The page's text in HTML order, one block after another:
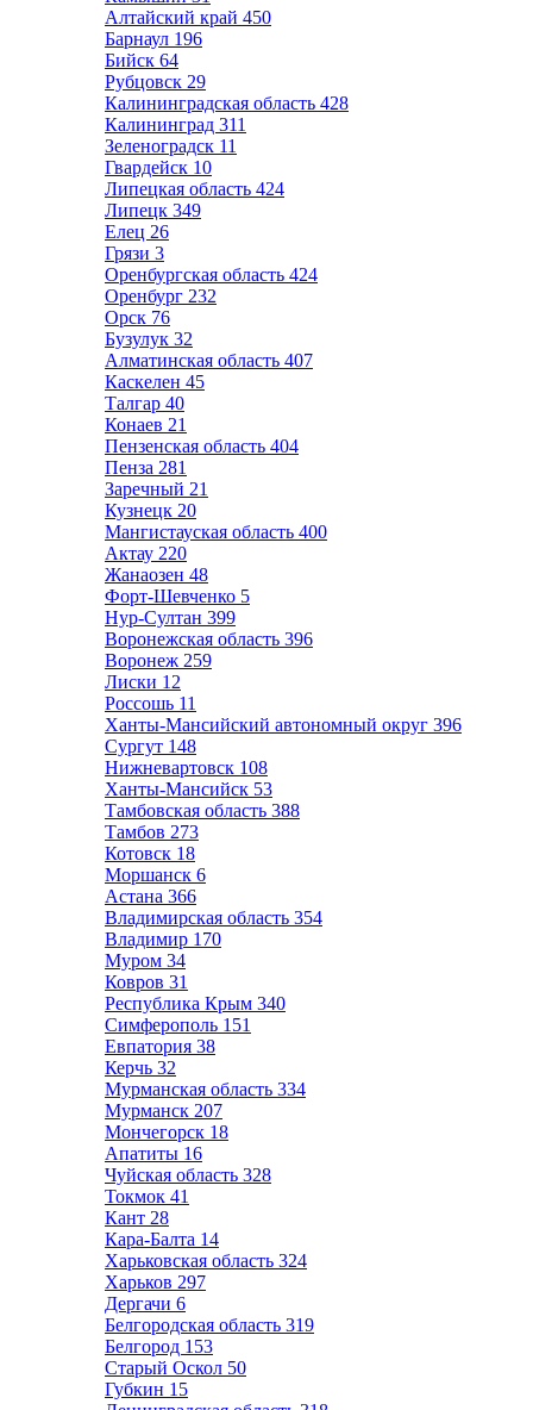
Алтайский край 450
Барнаул 196
Бийск 64
Рубцовск 29
Калининградская область 428
Калининград 311
Зеленоградск 11
Гвардейск 10
Липецкая область 424
Липецк 349
Елец 26
Грязи 3
Оренбургская область 424
Оренбург 232
Орск 76
Бузулук 32
Алматинская область 407
Каскелен 45
Талгар 40
Конаев 21
Пензенская область 404
Пенза 281
Заречный 21
Кузнецк 20
Мангистауская область 400
Актау 220
Жанаозен 48
Форт-Шевченко 5
Нур-Султан 399
Воронежская область 396
Воронеж 259
Лиски 12
Россошь 11
Ханты-Мансийский автономный округ 396
Сургут 148
Нижневартовск 108
Ханты-Мансийск 53
Тамбовская область 388
Тамбов 273
Котовск 18
Моршанск 6
Астана 366
Владимирская область 354
Владимир 170
Муром 34
Ковров 31
Республика Крым 340
Симферополь 151
Евпатория 38
Керчь 32
Мурманская область 334
Мурманск 207
Мончегорск 18
Апатиты 16
Чуйская область 328
Токмок 41
Кант 28
Кара-Балта 14
Харьковская область 324
Харьков 297
Дергачи 6
Белгородская область 319
Белгород 153
Старый Оскол 50
Губкин 15